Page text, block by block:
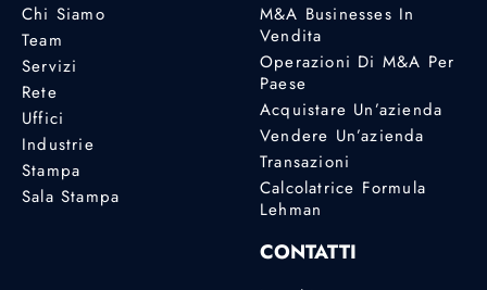
Chi Siamo
Team
Servizi
Rete
Uffici
Industrie
Stampa
Sala Stampa
M&A Businesses In
Vendita
Operazioni Di M&A Per
Paese
Acquistare Un’azienda
Vendere Un’azienda
Transazioni
Calcolatrice Formula
Lehman
CONTATTI